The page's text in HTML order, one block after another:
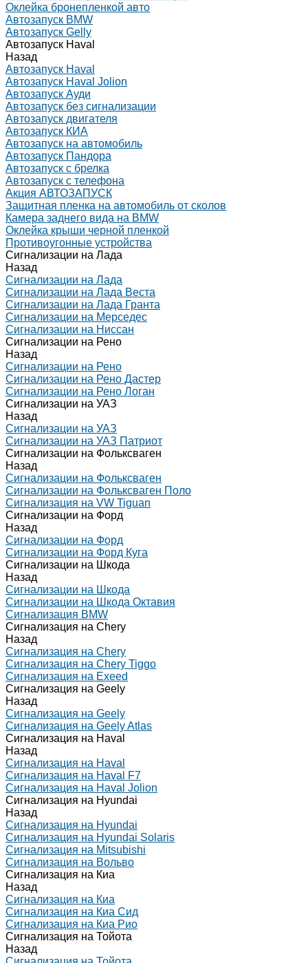
Оклейка бронепленкой авто
Автозапуск BMW
Автозапуск Gelly
Автозапуск Haval
Назад
Автозапуск Haval
Автозапуск Haval Jolion
Автозапуск Ауди
Автозапуск без сигнализации
Автозапуск двигателя
Автозапуск КИА
Автозапуск на автомобиль
Автозапуск Пандора
Автозапуск с брелка
Автозапуск с телефона
Акция АВТОЗАПУСК
Защитная пленка на автомобиль от сколов
Камера заднего вида на BMW
Оклейка крыши черной пленкой
Противоугонные устройства
Сигнализации на Лада
Назад
Сигнализации на Лада
Сигнализации на Лада Веста
Сигнализации на Лада Гранта
Сигнализации на Мерседес
Сигнализации на Ниссан
Сигнализации на Рено
Назад
Сигнализации на Рено
Сигнализации на Рено Дастер
Сигнализации на Рено Логан
Сигнализации на УАЗ
Назад
Сигнализации на УАЗ
Сигнализации на УАЗ Патриот
Сигнализации на Фольксваген
Назад
Сигнализации на Фольксваген
Сигнализации на Фольксваген Поло
Сигнализация на VW Tiguan
Сигнализации на Форд
Назад
Сигнализации на Форд
Сигнализации на Форд Куга
Сигнализации на Шкода
Назад
Сигнализации на Шкода
Сигнализации на Шкода Октавия
Сигнализация BMW
Сигнализация на Chery
Назад
Сигнализация на Chery
Сигнализация на Chery Tiggo
Сигнализация на Exeed
Сигнализация на Geely
Назад
Сигнализация на Geely
Сигнализация на Geely Atlas
Сигнализация на Haval
Назад
Сигнализация на Haval
Сигнализация на Haval F7
Сигнализация на Haval Jolion
Сигнализация на Hyundai
Назад
Сигнализация на Hyundai
Сигнализация на Hyundai Solaris
Сигнализация на Mitsubishi
Сигнализация на Вольво
Сигнализация на Киа
Назад
Сигнализация на Киа
Сигнализация на Киа Cид
Сигнализация на Киа Рио
Сигнализация на Тойота
Назад